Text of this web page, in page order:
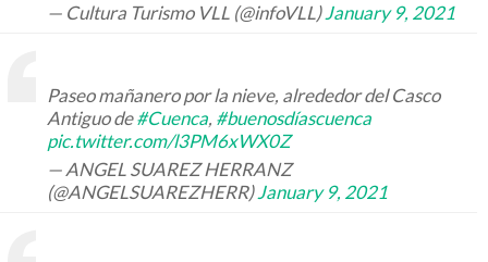
— Cultura Turismo VLL (@infoVLL) January 9, 2021
Paseo mañanero por la nieve, alrededor del Casco
Antiguo de#Cuenca #buenosdíascuenca
pic.twitter.com/l3PM6xWX0Z
— ANGEL SUAREZ HERRANZ
(@ANGELSUAREZHERR) January 9, 2021